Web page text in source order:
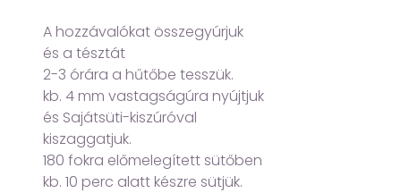
A hozzávalókat összegyúrjuk
és a tésztát
2-3 órára a hűtőbe tesszük.
kb. 4 mm vastagságúra nyújtjuk
és Sajátsüti-kiszúróval
kiszaggatjuk.
180 fokra előmelegített sütőben
kb. 10 perc alatt készre sütjük.